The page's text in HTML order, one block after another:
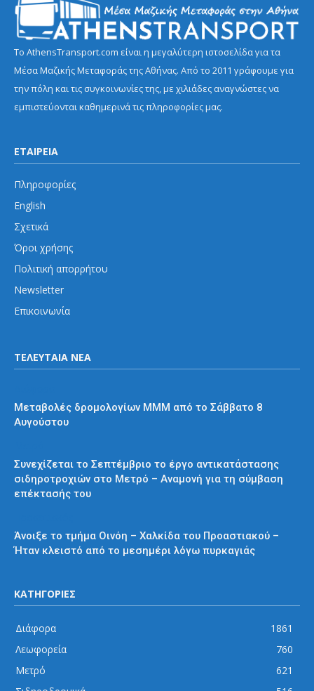
Το AthensTransport.com είναι η μεγαλύτερη ιστοσελίδα για τα
Μέσα Μαζικής Μεταφοράς της Αθήνας. Από το 2011 γράφουμε για
την πόλη και τις συγκοινωνίες της, με χιλιάδες αναγνώστες να
εμπιστεύονται καθημερινά τις πληροφορίες μας.
ΕΤΑΙΡΕΙΑ
Πληροφορίες
English
Σχετικά
Όροι χρήσης
Πολιτική απορρήτου
Newsletter
Επικοινωνία
ΤΕΛΕΥΤΑΙΑ ΝΕΑ
Μεταβολές δρομολογίων ΜΜΜ από το Σάββατο 8
Αυγούστου
Συνεχίζεται το Σεπτέμβριο το έργο αντικατάστασης
σιδηροτροχιών στο Μετρό – Αναμονή για τη σύμβαση
επέκτασής του
Άνοιξε το τμήμα Οινόη – Χαλκίδα του Προαστιακού –
Ήταν κλειστό από το μεσημέρι λόγω πυρκαγιάς
ΚΑΤΗΓΟΡΙΕΣ
Διάφορα
1861
Λεωφορεία
760
Μετρό
621